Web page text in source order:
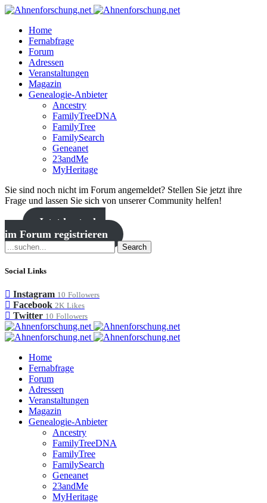
Home
Fernabfrage
Forum
Adressen
Veranstaltungen
Magazin
Genealogie-Anbieter
Ancestry
FamilyTreeDNA
FamilyTree
FamilySearch
Geneanet
23andMe
MyHeritage
Sie sind noch nicht im Forum angemeldet? Stellen Sie jetzt ihre
Frage und lassen Sie sich von unserer Community helfen!
Jetzt kostenlos
im Forum registrieren
Search
Social Links
Instagram 10 Followers
Facebook 2K Likes
Twitter 10 Followers
Home
Fernabfrage
Forum
Adressen
Veranstaltungen
Magazin
Genealogie-Anbieter
Ancestry
FamilyTreeDNA
FamilyTree
FamilySearch
Geneanet
23andMe
MyHeritage